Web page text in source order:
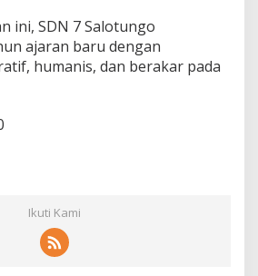
ini, SDN 7 Salotungo
ajaran baru dengan
humanis, dan berakar pada
Ikuti Kami